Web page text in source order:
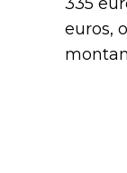
euros,